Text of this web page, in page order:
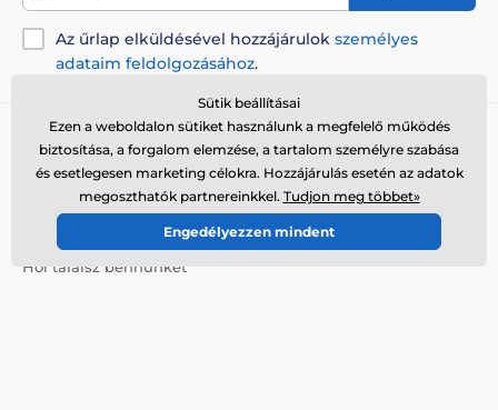
Az űrlap elküldésével hozzájárulok személyes
adataim feldolgozásához.
Tanácsra van szükséged? offline
Az ügyfélszolgálat elérhető
+36 21 300 7514
info@elektro-nyakorvek.hu
Hol találsz bennünket
Sütik beállításai
Ezen a weboldalon sütiket használunk a megfelelő működés
biztosítása, a forgalom elemzése, a tartalom személyre szabása
és esetlegesen marketing célokra. Hozzájárulás esetén az adatok
megoszthatók partnereinkkel. Tudjon meg többet»
Engedélyezzen mindent